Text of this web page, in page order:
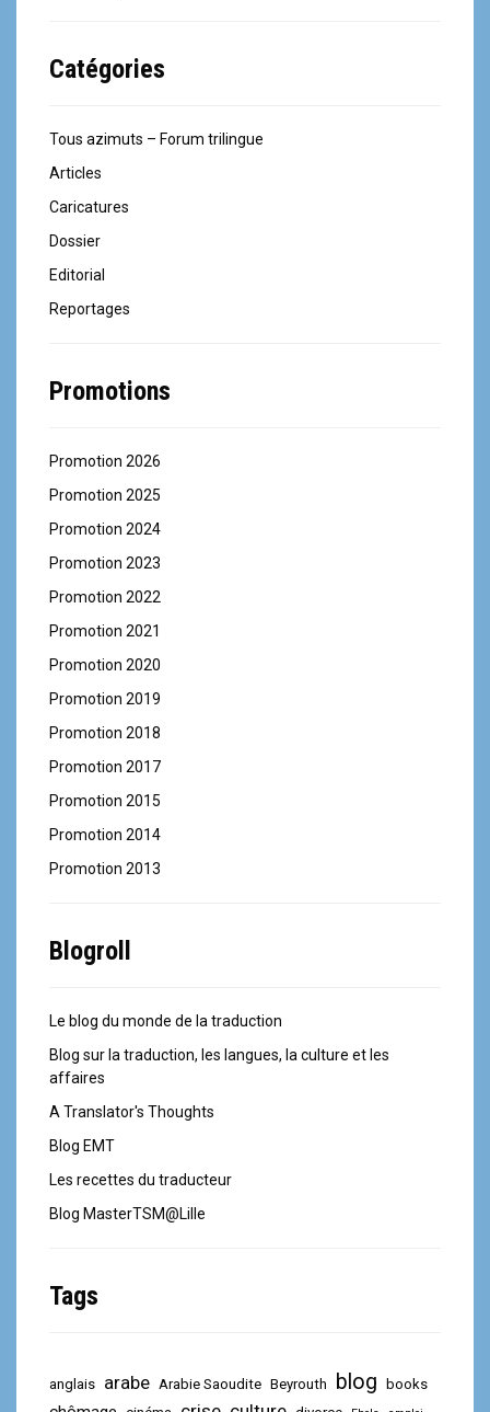
Catégories
Tous azimuts – Forum trilingue
Articles
Caricatures
Dossier
Editorial
Reportages
Promotions
Promotion 2026
Promotion 2025
Promotion 2024
Promotion 2023
Promotion 2022
Promotion 2021
Promotion 2020
Promotion 2019
Promotion 2018
Promotion 2017
Promotion 2015
Promotion 2014
Promotion 2013
Blogroll
Le blog du monde de la traduction
Blog sur la traduction, les langues, la culture et les
affaires
A Translator's Thoughts
Blog EMT
Les recettes du traducteur
Blog MasterTSM@Lille
Tags
anglais arabe Arabie Saoudite Beyrouth blog books